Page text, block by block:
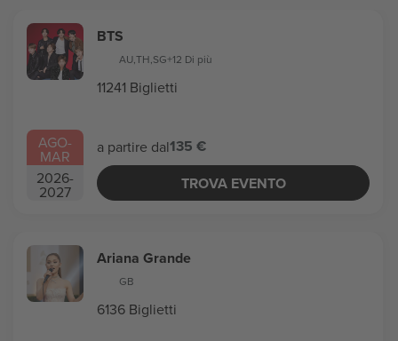
AGO-
MAR
2026-
2027
BTS
AU,TH,SG+12 Di più
11241 Biglietti
a partire dal135 €
TROVA EVENTO
Ariana Grande
GB
6136 Biglietti